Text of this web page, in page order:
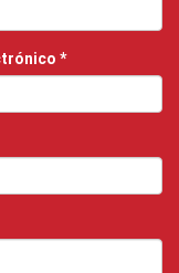
*